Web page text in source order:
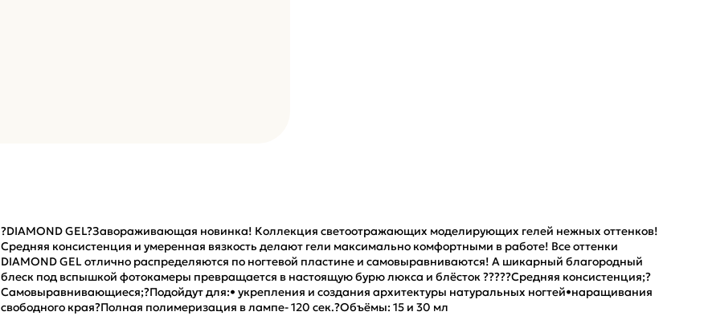
?DIAMOND GEL?Завораживающая новинка! Коллекция светоотражающих моделирующих гелей нежных оттенков!
Средняя консистенция и умеренная вязкость делают гели максимально комфортными в работе! Все оттенки
DIAMOND GEL отлично распределяются по ногтевой пластине и самовыравниваются! А шикарный благородный
блеск под вспышкой фотокамеры превращается в настоящую бурю люкса и блёсток ?????Средняя консистенция;?
Самовыравнивающиеся;?Подойдут для:• укрепления и создания архитектуры натуральных ногтей•наращивания
свободного края?Полная полимеризация в лампе- 120 сек.?Объёмы: 15 и 30 мл